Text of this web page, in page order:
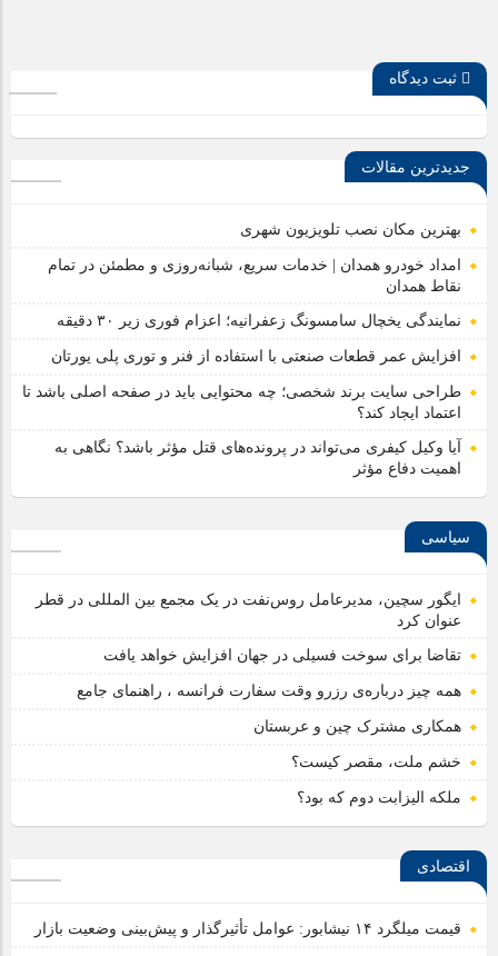
ثبت دیدگاه
جدیدترین مقالات
بهترین مکان نصب تلویزیون شهری
امداد خودرو همدان | خدمات سریع، شبانه‌روزی و مطمئن در تمام
نقاط همدان
نمایندگی یخچال سامسونگ زعفرانیه؛ اعزام فوری زیر ۳۰ دقیقه
افزایش عمر قطعات صنعتی با استفاده از فنر و توری پلی یورتان
طراحی سایت برند شخصی؛ چه محتوایی باید در صفحه اصلی باشد تا
اعتماد ایجاد کند؟
آیا وکیل کیفری می‌تواند در پرونده‌های قتل مؤثر باشد؟ نگاهی به
اهمیت دفاع مؤثر
سیاسی
ایگور سچین، مدیرعامل روس‌نفت در یک مجمع بین المللی در قطر
عنوان کرد
تقاضا برای سوخت فسیلی در جهان افزایش خواهد یافت
همه چیز درباره‌ی رزرو وقت سفارت فرانسه ، راهنمای جامع
همکاری مشترک چین و عربستان
خشم ملت، مقصر کیست؟
ملکه الیزابت دوم که بود؟
اقتصادی
قیمت میلگرد ۱۴ نیشابور: عوامل تأثیرگذار و پیش‌بینی وضعیت بازار